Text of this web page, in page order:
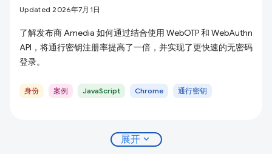
Updated 2026年7月1日
了解发布商 Amedia 如何通过结合使用 WebOTP 和 WebAuthn
API，将通行密钥注册率提高了一倍，并实现了更快速的无密码
登录。
身份 案例 JavaScript Chrome 通行密钥
展开 expand_more